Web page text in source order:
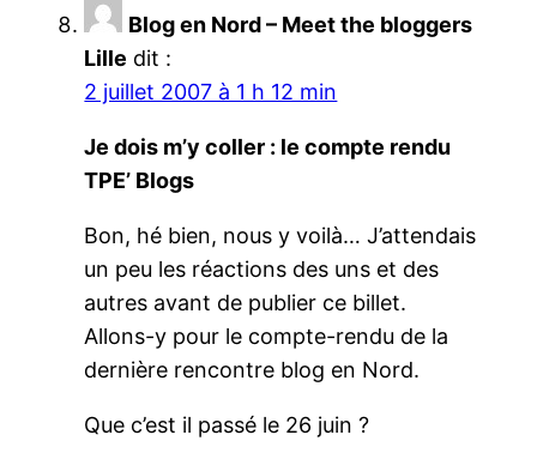
Blog en Nord – Meet the bloggers
Lille dit :
2 juillet 2007 à 1 h 12 min
Je dois m’y coller : le compte rendu
TPE’ Blogs
Bon, hé bien, nous y voilà… J’attendais
un peu les réactions des uns et des
autres avant de publier ce billet.
Allons-y pour le compte-rendu de la
dernière rencontre blog en Nord.
Que c’est il passé le 26 juin ?